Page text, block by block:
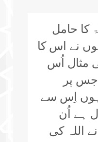
کا حامل
نے اس کا
مثال اُس
پر
ہوں اِس سے
ہے اُن
اللہ کی